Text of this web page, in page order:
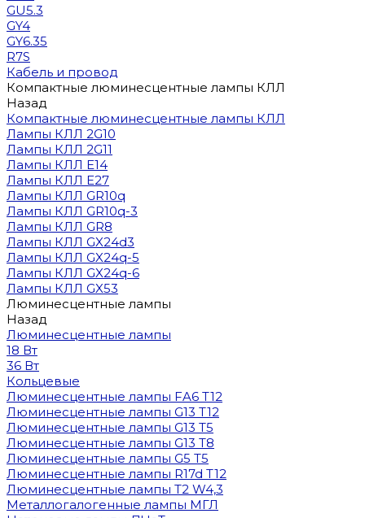
GU5.3
GY4
GY6.35
R7S
Кабель и провод
Компактные люминесцентные лампы КЛЛ
Назад
Компактные люминесцентные лампы КЛЛ
Лампы КЛЛ 2G10
Лампы КЛЛ 2G11
Лампы КЛЛ E14
Лампы КЛЛ E27
Лампы КЛЛ GR10q
Лампы КЛЛ GR10q-3
Лампы КЛЛ GR8
Лампы КЛЛ GX24d3
Лампы КЛЛ GX24q-5
Лампы КЛЛ GX24q-6
Лампы КЛЛ GX53
Люминесцентные лампы
Назад
Люминесцентные лампы
18 Вт
36 Вт
Кольцевые
Люминесцентные лампы FA6 T12
Люминесцентные лампы G13 T12
Люминесцентные лампы G13 T5
Люминесцентные лампы G13 T8
Люминесцентные лампы G5 T5
Люминесцентные лампы R17d T12
Люминесцентные лампы T2 W4,3
Металлогалогенные лампы МГЛ